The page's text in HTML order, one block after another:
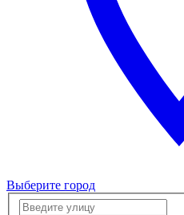
Выберите город